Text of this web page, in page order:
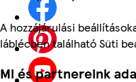
A hozzájárulási
láblécben található Süti
Mi és partnereink